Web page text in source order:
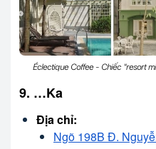
Éclectique Coffee - Chiếc "resort
9. …Ka
Địa chỉ:
Ngõ 198B Đ.